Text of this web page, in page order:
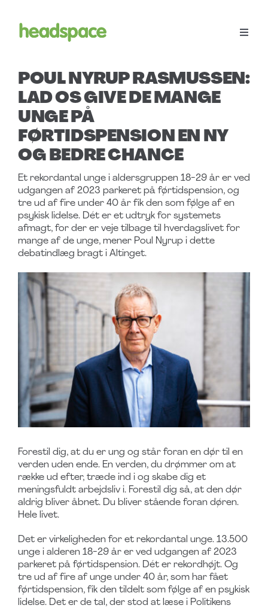
content
Toggle
Workshops
Become volunteer
headspace Family
Support
Søg
POUL NYRUP RASMUSSEN:
LAD OS GIVE DE MANGE
UNGE PÅ
FØRTIDSPENSION EN NY
OG BEDRE CHANCE
Et rekordantal unge i aldersgruppen 18-29 år er ved
udgangen af 2023 parkeret på førtidspension, og
tre ud af fire under 40 år fik den som følge af en
psykisk lidelse. Dét er et udtryk for systemets
afmagt, for der er veje tilbage til hverdagslivet for
mange af de unge, mener Poul Nyrup i dette
debatindlæg bragt i Altinget.
Forestil dig, at du er ung og står foran en dør til en
verden uden ende. En verden, du drømmer om at
række ud efter, træde ind i og skabe dig et
meningsfuldt arbejdsliv i. Forestil dig så, at den dør
aldrig bliver åbnet. Du bliver stående foran døren.
Hele livet.
Det er virkeligheden for et rekordantal unge. 13.500
unge i alderen 18-29 år er ved udgangen af 2023
parkeret på førtidspension. Dét er rekordhøjt. Og
tre ud af fire af unge under 40 år, som har fået
førtidspension, fik den tildelt som følge af en psykisk
lidelse. Det er de tal, der stod at læse i Politikens